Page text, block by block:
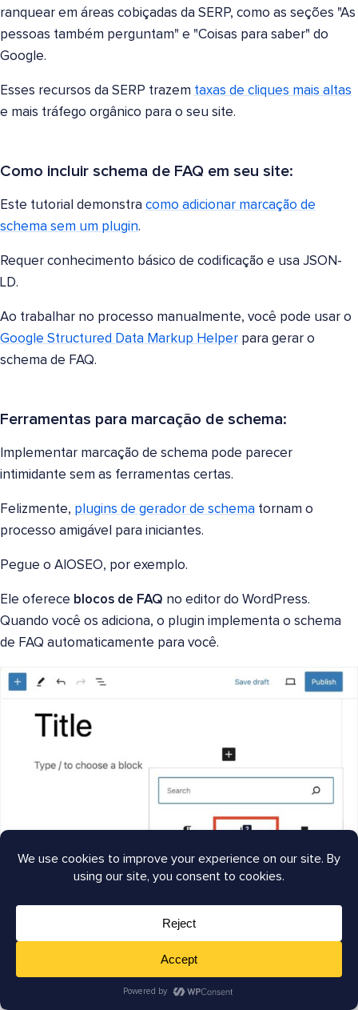
ranquear em áreas cobiçadas da SERP, como as seções "As
pessoas também perguntam" e "Coisas para saber" do
Google.
Esses recursos da SERP trazem taxas de cliques mais altas
e mais tráfego orgânico para o seu site.
Como incluir schema de FAQ em seu site:
Este tutorial demonstra como adicionar marcação de
schema sem um plugin.
Requer conhecimento básico de codificação e usa JSON-
LD.
Ao trabalhar no processo manualmente, você pode usar o
Google Structured Data Markup Helper para gerar o
schema de FAQ.
Ferramentas para marcação de schema:
Implementar marcação de schema pode parecer
intimidante sem as ferramentas certas.
Felizmente, plugins de gerador de schema tornam o
processo amigável para iniciantes.
Pegue o AIOSEO, por exemplo.
Ele oferece blocos de FAQ no editor do WordPress.
Quando você os adiciona, o plugin implementa o schema
de FAQ automaticamente para você.
Catalog